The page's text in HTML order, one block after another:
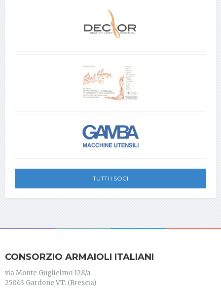
TUTTI I SOCI
CONSORZIO ARMAIOLI ITALIANI
via Monte Guglielmo 128/a
25063 Gardone V.T. (Brescia)